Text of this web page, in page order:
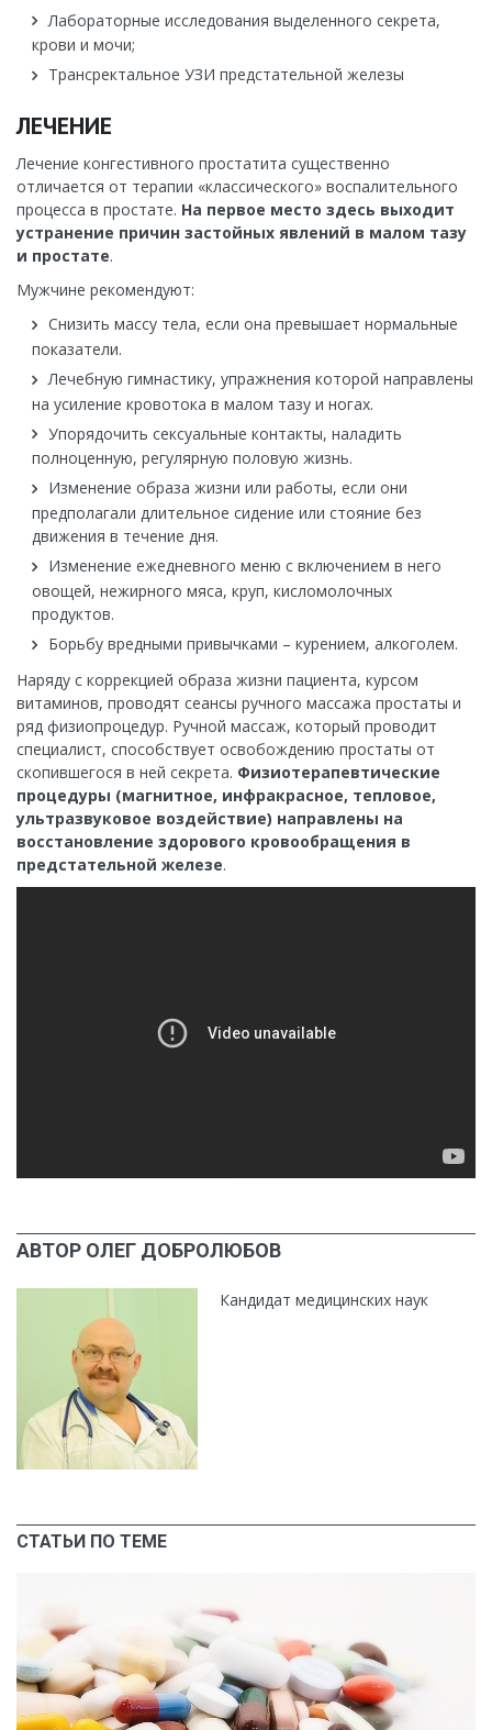
Лабораторные исследования выделенного секрета,
крови и мочи;
Трансректальное УЗИ предстательной железы
ЛЕЧЕНИЕ
Лечение конгестивного простатита существенно
отличается от терапии «классического» воспалительного
процесса в простате. На первое место здесь выходит
устранение причин застойных явлений в малом тазу
и простате.
Мужчине рекомендуют:
Снизить массу тела, если она превышает нормальные
показатели.
Лечебную гимнастику, упражнения которой направлены
на усиление кровотока в малом тазу и ногах.
Упорядочить сексуальные контакты, наладить
полноценную, регулярную половую жизнь.
Изменение образа жизни или работы, если они
предполагали длительное сидение или стояние без
движения в течение дня.
Изменение ежедневного меню с включением в него
овощей, нежирного мяса, круп, кисломолочных
продуктов.
Борьбу вредными привычками – курением, алкоголем.
Наряду с коррекцией образа жизни пациента, курсом
витаминов, проводят сеансы ручного массажа простаты и
ряд физиопроцедур. Ручной массаж, который проводит
специалист, способствует освобождению простаты от
скопившегося в ней секрета. Физиотерапевтические
процедуры (магнитное, инфракрасное, тепловое,
ультразвуковое воздействие) направлены на
восстановление здорового кровообращения в
предстательной железе.
АВТОР ОЛЕГ ДОБРОЛЮБОВ
Кандидат медицинских наук
СТАТЬИ ПО ТЕМЕ